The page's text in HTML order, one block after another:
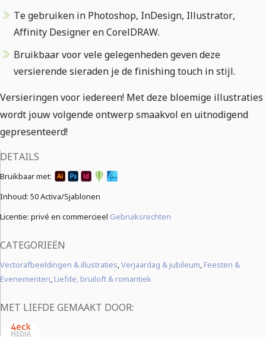
Te gebruiken in Photoshop, InDesign, Illustrator,
Affinity Designer en CorelDRAW.
Bruikbaar voor vele gelegenheden geven deze
versierende sieraden je de finishing touch in stijl.
Versieringen voor iedereen! Met deze bloemige illustraties
wordt jouw volgende ontwerp smaakvol en uitnodigend
gepresenteerd!
DETAILS
Bruikbaar met:
Inhoud: 50 Activa/Sjablonen
Licentie: privé en commercieel Gebruiksrechten
CATEGORIEËN
Vectorafbeeldingen & illustraties,Verjaardag & jubileum, Feesten &
Evenementen, Liefde, bruiloft & romantiek
MET LIEFDE GEMAAKT DOOR: